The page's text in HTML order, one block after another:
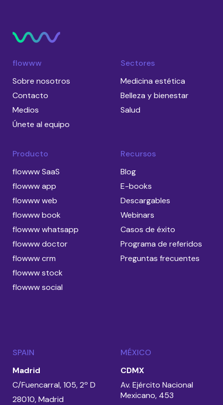
flowww
Sobre nosotros
Contacto
Medios
Únete al equipo
Sectores
Medicina estética
Belleza y bienestar
Salud
Producto
flowww SaaS
flowww app
flowww web
flowww book
flowww whatsapp
flowww doctor
flowww crm
flowww stock
flowww social
Recursos
Blog
E-books
Descargables
Webinars
Casos de éxito
Programa de referidos
Preguntas frecuentes
SPAIN
Madrid
C/Fuencarral, 105, 2º D
28010, Madrid
MÉXICO
CDMX
Av. Ejército Nacional
Mexicano, 453